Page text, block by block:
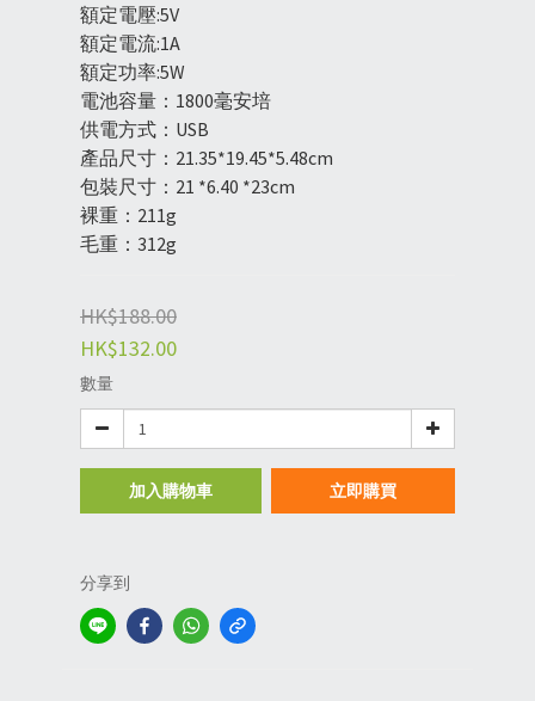
額定電壓:5V
額定電流:1A
額定功率:5W
電池容量：1800毫安培
供電方式：USB
產品尺寸：21.35*19.45*5.48cm
包裝尺寸：21 *6.40 *23cm
裸重：211g
毛重：312g
HK$188.00
HK$132.00
數量
加入購物車 立即購買
分享到